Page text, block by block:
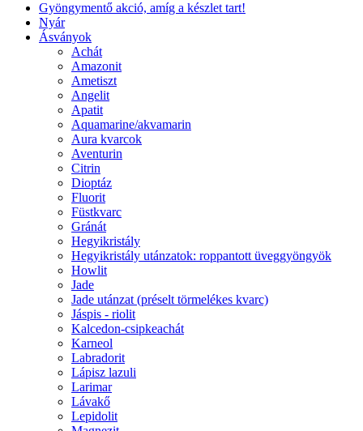
Gyöngymentő akció, amíg a készlet tart!
Nyár
Ásványok
Achát
Amazonit
Ametiszt
Angelit
Apatit
Aquamarine/akvamarin
Aura kvarcok
Aventurin
Citrin
Dioptáz
Fluorit
Füstkvarc
Gránát
Hegyikristály
Hegyikristály utánzatok: roppantott üveggyöngyök
Howlit
Jade
Jade utánzat (préselt törmelékes kvarc)
Jáspis - riolit
Kalcedon-csipkeachát
Karneol
Labradorit
Lápisz lazuli
Larimar
Lávakő
Lepidolit